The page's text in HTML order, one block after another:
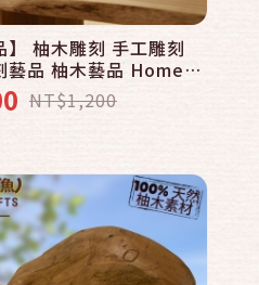
】 柚木雕刻 手工雕刻
藝品 柚木藝品 Home
藝術雕刻 巴里島手
飾NT$1,200
加入購物車